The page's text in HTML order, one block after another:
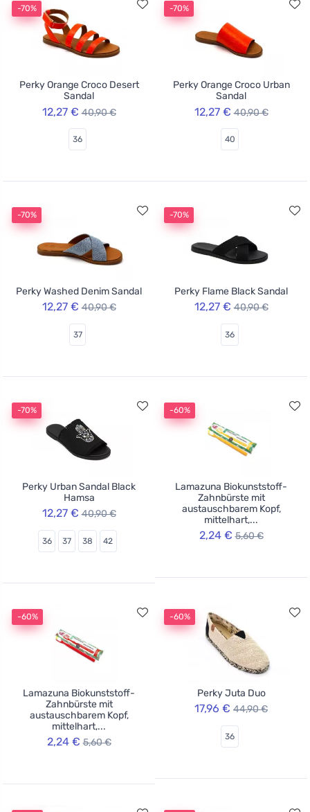
-70%
Perky Orange Croco Desert
Sandal
12,27 € 40,90 €
36
-70%
Perky Orange Croco Urban
Sandal
12,27 € 40,90 €
40
-70%
Perky Washed Denim Sandal
12,27 € 40,90 €
37
-70%
Perky Flame Black Sandal
12,27 € 40,90 €
36
-70%
Perky Urban Sandal Black
Hamsa
12,27 € 40,90 €
36 37 38 42
-60%
Lamazuna Biokunststoff-
Zahnbürste mit
austauschbarem Kopf,
mittelhart,...
2,24 € 5,60 €
-60%
Lamazuna Biokunststoff-
Zahnbürste mit
austauschbarem Kopf,
mittelhart,...
2,24 € 5,60 €
-60%
Perky Juta Duo
17,96 € 44,90 €
36